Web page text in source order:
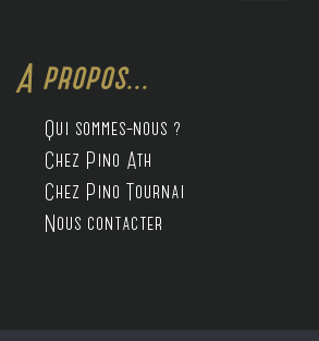
A propos...
Qui sommes-nous ?
Chez Pino Ath
Chez Pino Tournai
Nous contacter